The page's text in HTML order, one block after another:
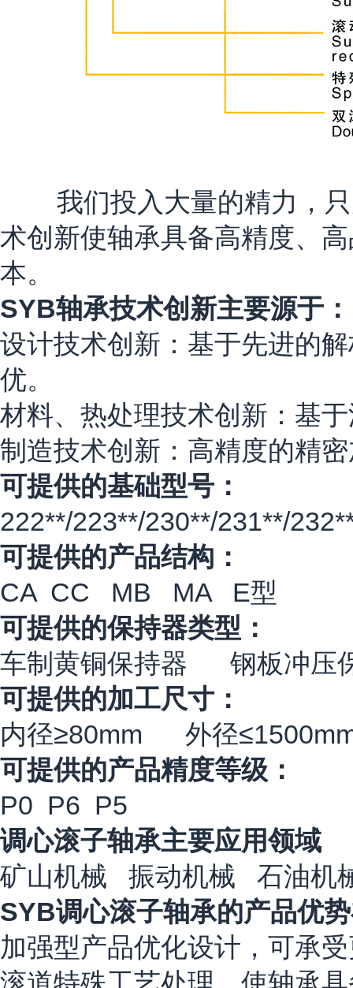
我们投入大量的精力，只
术创新使轴承具备高精度、
本。
SYB轴承技术创新主要源于：
设计技术创新：基于先进的
优。
材料、热处理技术创新：基
制造技术创新：高精度的精
可提供的基础型号：
222**/223**/230**/231**/
可提供的产品结构：
CA CC MB MA E型
可提供的保持器类型：
车制黄铜保持器 钢板冲压
可提供的加工尺寸：
内径≥80mm 外径
可提供的产品精度等级：
P0 P6 P5
调心滚子轴承主要应用领域
矿山机械 振动机械 石油机
SYB调心滚子轴承的产品优
加强型产品优化设计，可承